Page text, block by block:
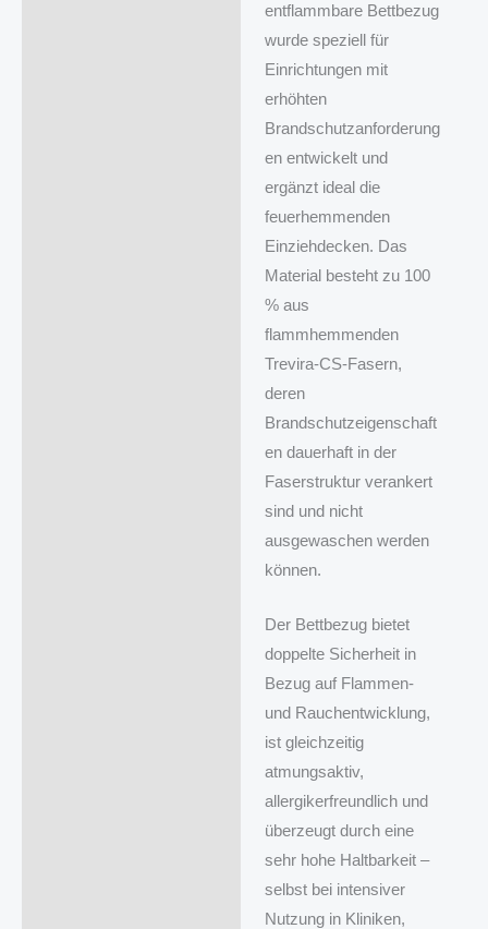
entflammbare Bettbezug
wurde speziell für
Einrichtungen mit
erhöhten
Brandschutzanforderung
en entwickelt und
ergänzt ideal die
feuerhemmenden
Einziehdecken. Das
Material besteht zu 100
% aus
flammhemmenden
Trevira‑CS‑Fasern,
deren
Brandschutzeigenschaft
en dauerhaft in der
Faserstruktur verankert
sind und nicht
ausgewaschen werden
können.
Der Bettbezug bietet
doppelte Sicherheit in
Bezug auf Flammen-
und Rauchentwicklung,
ist gleichzeitig
atmungsaktiv,
allergikerfreundlich und
überzeugt durch eine
sehr hohe Haltbarkeit –
selbst bei intensiver
Nutzung in Kliniken,